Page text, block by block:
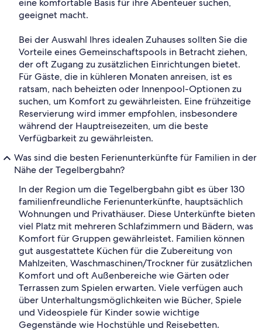
eine komfortable Basis für ihre Abenteuer suchen,
geeignet macht.
Bei der Auswahl Ihres idealen Zuhauses sollten Sie die
Vorteile eines Gemeinschaftspools in Betracht ziehen,
der oft Zugang zu zusätzlichen Einrichtungen bietet.
Für Gäste, die in kühleren Monaten anreisen, ist es
ratsam, nach beheizten oder Innenpool-Optionen zu
suchen, um Komfort zu gewährleisten. Eine frühzeitige
Reservierung wird immer empfohlen, insbesondere
während der Hauptreisezeiten, um die beste
Verfügbarkeit zu gewährleisten.
Was sind die besten Ferienunterkünfte für Familien in der
Nähe der Tegelbergbahn?
In der Region um die Tegelbergbahn gibt es über 130
familienfreundliche Ferienunterkünfte, hauptsächlich
Wohnungen und Privathäuser. Diese Unterkünfte bieten
viel Platz mit mehreren Schlafzimmern und Bädern, was
Komfort für Gruppen gewährleistet. Familien können
gut ausgestattete Küchen für die Zubereitung von
Mahlzeiten, Waschmaschinen/Trockner für zusätzlichen
Komfort und oft Außenbereiche wie Gärten oder
Terrassen zum Spielen erwarten. Viele verfügen auch
über Unterhaltungsmöglichkeiten wie Bücher, Spiele
und Videospiele für Kinder sowie wichtige
Gegenstände wie Hochstühle und Reisebetten.